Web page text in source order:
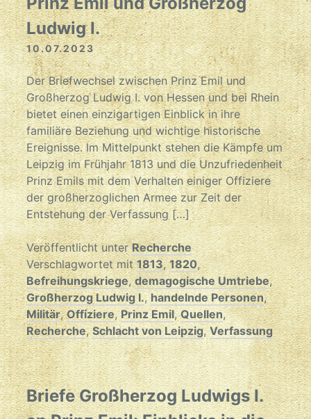
Ludwig I.
10.07.2023
Der Briefwechsel zwischen Prinz Emil und
Großherzog Ludwig I. von Hessen und bei Rhein
bietet einen einzigartigen Einblick in ihre
familiäre Beziehung und wichtige historische
Ereignisse. Im Mittelpunkt stehen die Kämpfe um
Leipzig im Frühjahr 1813 und die Unzufriedenheit
Prinz Emils mit dem Verhalten einiger Offiziere
der großherzoglichen Armee zur Zeit der
Entstehung der Verfassung […]
Veröffentlicht unterRecherche
Verschlagwortet mit1813,1820,
Befreihungskriege,demagogische Umtriebe,
Großherzog Ludwig I.,handelnde Personen,
Militär,Offiziere,Prinz Emil,Quellen,
Recherche,Schlacht von Leipzig,Verfassung
Briefe Großherzog Ludwigs I.